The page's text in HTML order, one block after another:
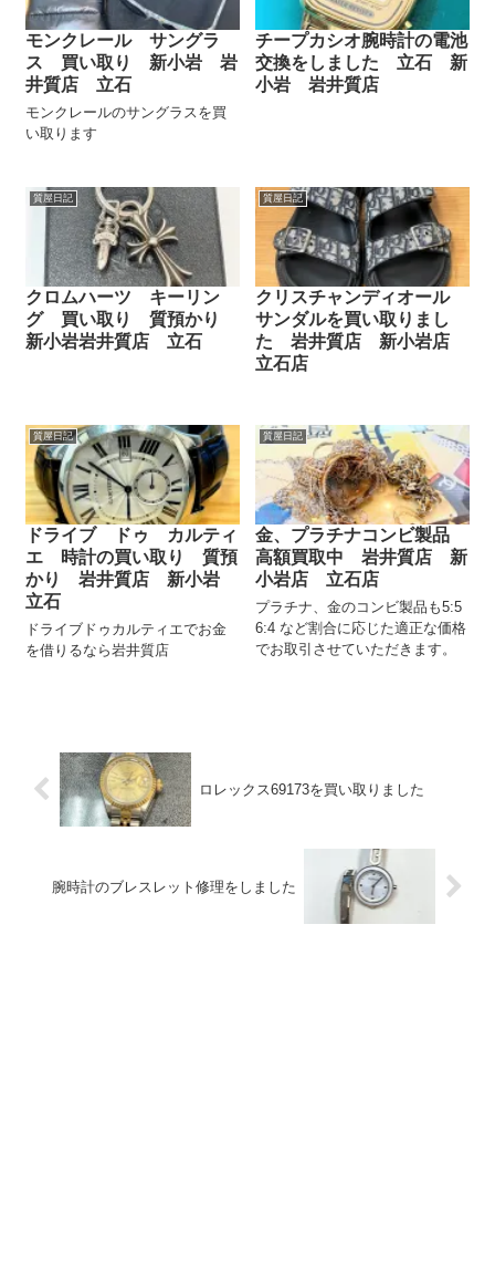
モンクレール サングラ
ス 買い取り 新小岩 岩
井質店 立石
モンクレールのサングラスを買
い取ります
チープカシオ腕時計の電池
交換をしました 立石 新
小岩 岩井質店
質屋日記
クロムハーツ キーリン
グ 買い取り 質預かり
新小岩岩井質店 立石
質屋日記
クリスチャンディオール
サンダルを買い取りまし
た 岩井質店 新小岩店
立石店
質屋日記
ドライブ ドゥ カルティ
エ 時計の買い取り 質預
かり 岩井質店 新小岩
立石
ドライブドゥカルティエでお金
を借りるなら岩井質店
質屋日記
金、プラチナコンビ製品
高額買取中 岩井質店 新
小岩店 立石店
プラチナ、金のコンビ製品も5:5
6:4 など割合に応じた適正な価格
でお取引させていただきます。
ロレックス69173を買い取りました
腕時計のブレスレット修理をしました